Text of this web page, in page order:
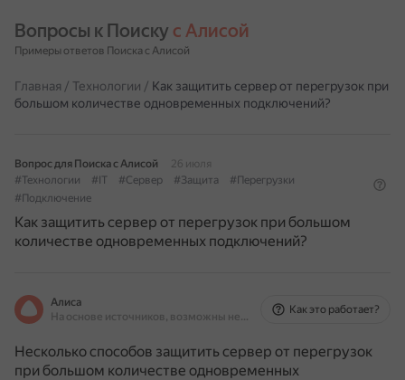
Вопросы к Поиску с Алисой
Примеры ответов Поиска с Алисой
Главная / Технологии / Как защитить сервер от перегрузок при
большом количестве одновременных подключений?
Вопрос для Поиска с Алисой
26 июля
#Технологии
#IT #Сервер #Защита
#Перегрузки
#Подключение
Как защитить сервер от перегрузок при большом
количестве одновременных подключений?
Алиса
На основе источников, возможны неточности
Как это работает?
Несколько способов защитить сервер от перегрузок
при большом количестве одновременных